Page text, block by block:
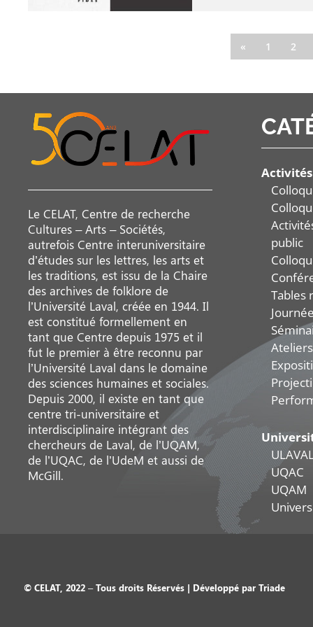
« 1 2
Le CELAT, Centre de recherche
Cultures – Arts – Sociétés,
autrefois Centre interuniversitaire
d’études sur les lettres, les arts et
les traditions, est issu de la Chaire
des archives de folklore de
l’Université Laval, créée en 1944. Il
est constitué formellement en
tant que Centre depuis 1975 et il
fut le premier à être reconnu par
l’Université Laval dans le domaine
des sciences humaines et sociales.
Depuis 2000, il existe en tant que
centre tri-universitaire et
interdisciplinaire intégrant des
chercheurs de Laval, de l’UQAM,
de l’UQAC, de l’UdeM et aussi de
McGill.
Activités
public
Tables
Ateliers
UQAC
UQAM
© CELAT, 2022 – Tous droits Réservés | Développé par Triade